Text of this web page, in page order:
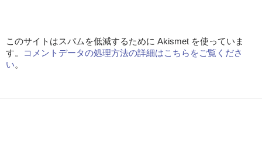
このサイトはスパムを低減するために Akismet を使っていま
す。
コメントデータの処理方法の詳細はこちらをご覧くださ
い。